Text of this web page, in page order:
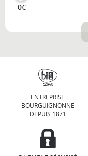
0€
ENTREPRISE
BOURGUIGNONNE
DEPUIS 1871